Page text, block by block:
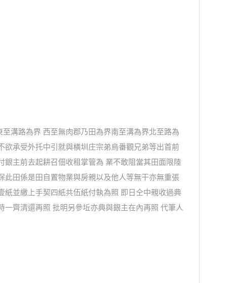
溝路為界 西至無肉郡乃田為界南至溝為界北至路為
承受外托中引就與橫圳庄宗弟烏番觀兄弟等出首前
主前去起耕召佃收租掌管為 業不敢阻當其田面限陸
田係是田自置物業與房親以及他人等無干亦無重張
並繳上手契四紙共伍紙付執為照 即日仝中親收過典
齊清還再照 批明另參坵亦典與銀主在內再照 代筆人